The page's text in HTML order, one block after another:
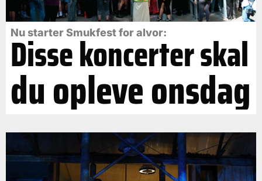
Nu starter Smukfest for alvor:
Disse koncerter skal
du opleve onsdag